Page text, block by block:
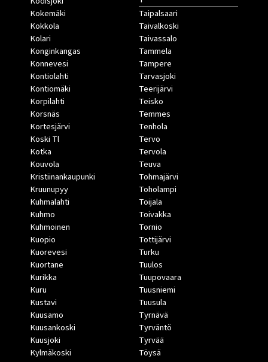
Kokemäki
Kokkola
Kolari
Konginkangas
Konnevesi
Kontiolahti
Kontiomäki
Korpilahti
Korsnäs
Kortesjärvi
Koski Tl
Kotka
Kouvola
Kristiinankaupunki
Kruunupyy
Kuhmalahti
Kuhmo
Kuhmoinen
Kuopio
Kuorevesi
Kuortane
Kurikka
Kuru
Kustavi
Kuusamo
Kuusankoski
Kuusjoki
Kylmäkoski
Taipalsaari
Taivalkoski
Taivassalo
Tammela
Tampere
Tarvasjoki
Teerijärvi
Teisko
Temmes
Tenhola
Tervo
Tervola
Teuva
Tohmajärvi
Toholampi
Toijala
Toivakka
Tornio
Tottijärvi
Turku
Tuulos
Tuupovaara
Tuusniemi
Tuusula
Tyrnävä
Tyrväntö
Tyrvää
Töysä